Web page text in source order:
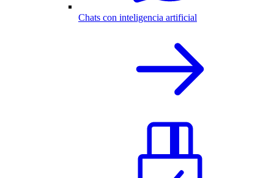
Chats con inteligencia artificial